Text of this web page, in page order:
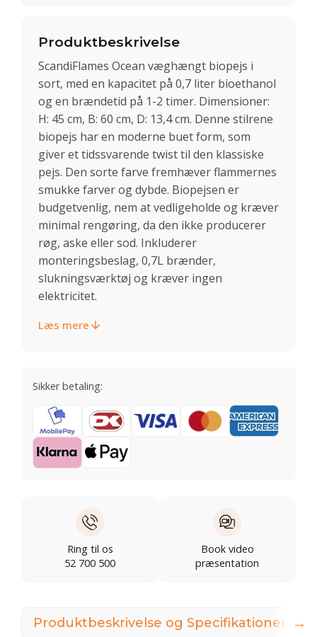
Produktbeskrivelse
ScandiFlames Ocean væghængt biopejs i
sort, med en kapacitet på 0,7 liter bioethanol
og en brændetid på 1-2 timer. Dimensioner:
H: 45 cm, B: 60 cm, D: 13,4 cm. Denne stilrene
biopejs har en moderne buet form, som
giver et tidssvarende twist til den klassiske
pejs. Den sorte farve fremhæver flammernes
smukke farver og dybde. Biopejsen er
budgetvenlig, nem at vedligeholde og kræver
minimal rengøring, da den ikke producerer
røg, aske eller sod. Inkluderer
monteringsbeslag, 0,7L brænder,
slukningsværktøj og kræver ingen
elektricitet.
Læs mere
Sikker betaling:
Ring til os
52 700 500
Book video
præsentation
Produktbeskrivelse og Specifikationer →